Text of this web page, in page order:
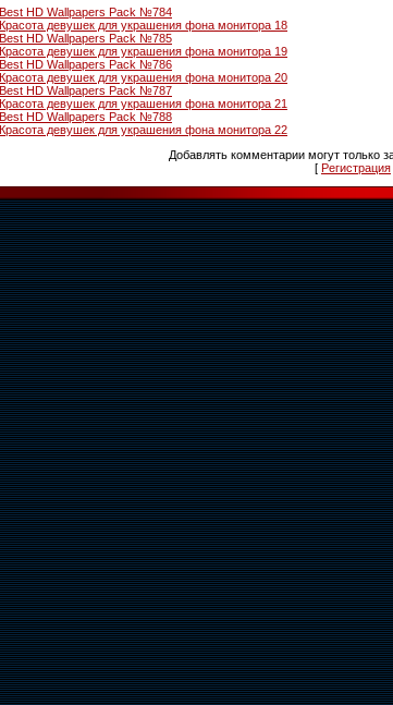
Best HD Wallpapers Pack №784
Красота девушек для украшения фона монитора 18
Best HD Wallpapers Pack №785
Красота девушек для украшения фона монитора 19
Best HD Wallpapers Pack №786
Красота девушек для украшения фона монитора 20
Best HD Wallpapers Pack №787
Красота девушек для украшения фона монитора 21
Best HD Wallpapers Pack №788
Красота девушек для украшения фона монитора 22
Добавлять комментарии могут только
[ Регистрация